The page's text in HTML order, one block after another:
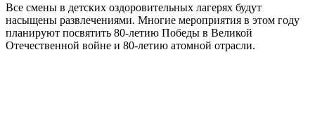
Все смены в детских оздоровительных лагерях будут
насыщены развлечениями. Многие мероприятия в этом году
планируют посвятить 80-летию Победы в Великой
Отечественной войне и 80-летию атомной отрасли.